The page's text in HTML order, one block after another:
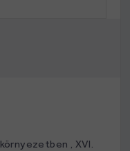
, XVI.